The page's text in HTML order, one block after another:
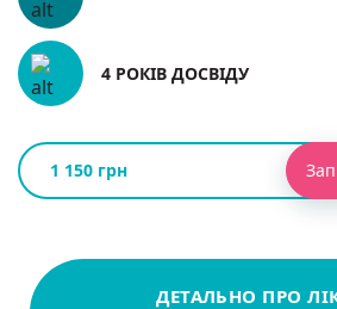
4 РОКІВ ДОСВІДУ
1 150 грн
ДЕТАЛЬНО ПРО